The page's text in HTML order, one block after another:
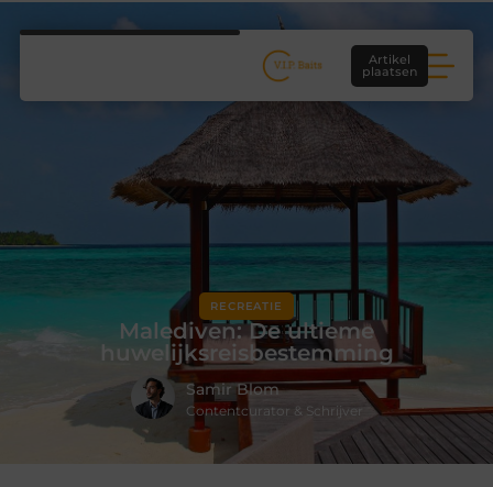
Artikel
plaatsen
RECREATIE
Malediven: De ultieme
huwelijksreisbestemming
Samir Blom
Contentcurator & Schrijver